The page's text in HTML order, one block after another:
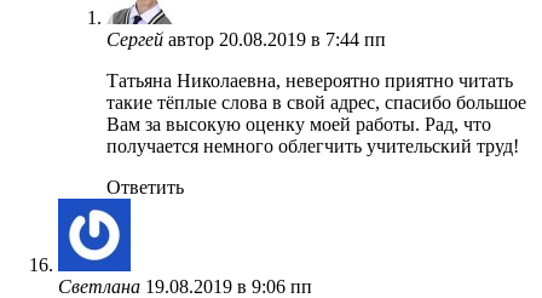
Сергей автор 20.08.2019 в 7:44 пп
Татьяна Николаевна, невероятно приятно читать
такие тёплые слова в свой адрес, спасибо большое
Вам за высокую оценку моей работы. Рад, что
получается немного облегчить учительский труд!
Ответить
Светлана 19.08.2019 в 9:06 пп